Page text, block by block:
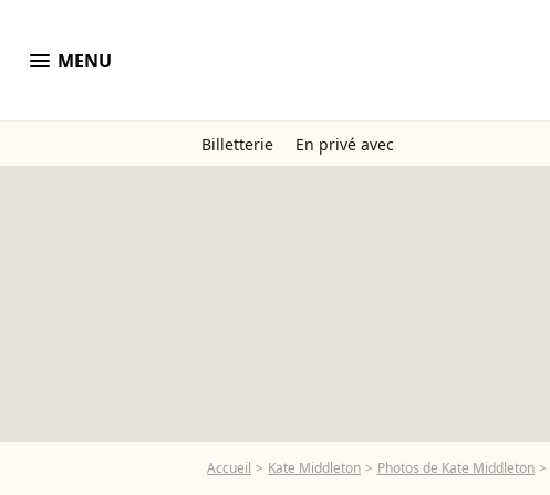
menu MENU
Billetterie En privé avec
Accueil Kate Middleton Photos de Kate Middleton